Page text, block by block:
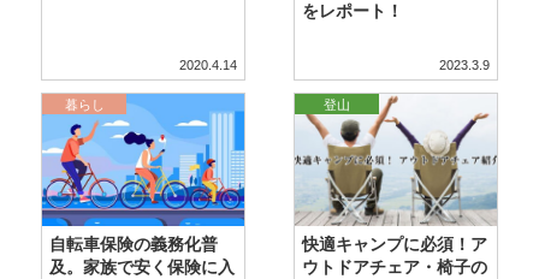
2020.4.14
をレポート！
2023.3.9
自転車保険の義務化普
及。家族で安く保険に入
暮らし
快適キャンプに必須！ア
ウトドアチェア・椅子の
登山